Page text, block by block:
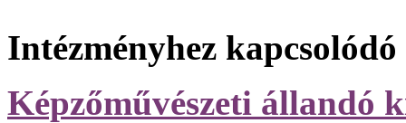
Intézményhez
Képzőművészeti állandó